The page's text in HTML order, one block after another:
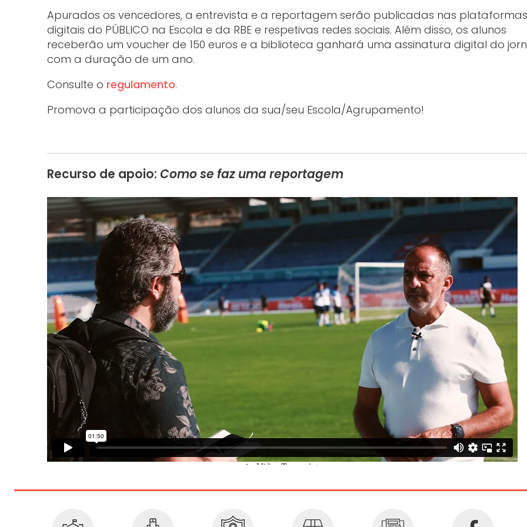
Apurados os vencedores, a entrevista e a reportagem serão publicadas nas plataformas
digitais do PÚBLICO na Escola e da RBE e respetivas redes sociais. Além disso, os alunos
receberão um voucher de 150 euros e a biblioteca ganhará uma assinatura digital do
com a duração de um ano.
Consulte o regulamento.
Promova a participação dos alunos da sua/seu Escola/Agrupamento!
Recurso de apoio: Como se faz uma reportagem